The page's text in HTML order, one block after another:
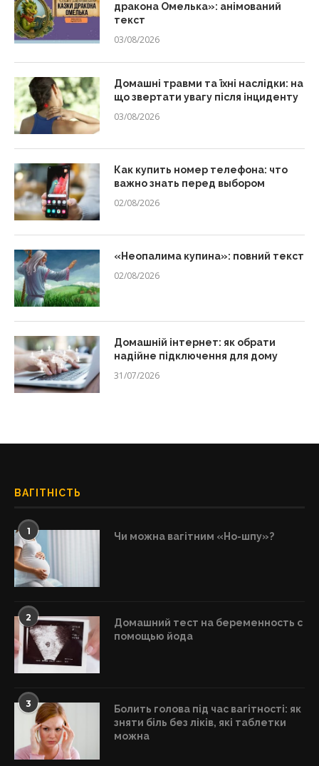
дракона Омелька»: анімований
текст
03/08/2026
Домашні травми та їхні наслідки: на
що звертати увагу після інциденту
03/08/2026
Как купить номер телефона: что
важно знать перед выбором
02/08/2026
«Неопалима купина»: повний текст
02/08/2026
Домашній інтернет: як обрати
надійне підключення для дому
31/07/2026
ВАГІТНІСТЬ
1 Чи можна вагітним «Но-шпу»?
2
Домашний тест на беременность с
помощью йода
3
Болить голова під час вагітності: як
зняти біль без ліків, які таблетки
можна